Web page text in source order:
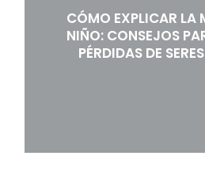
CÓMO EXPLICAR LA
NIÑO: CONSEJOS
PÉRDIDAS DE